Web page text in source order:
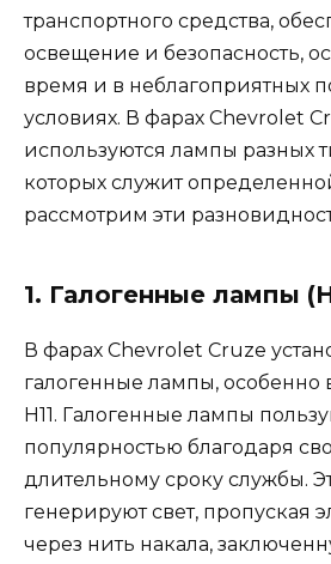
транспортного средства,
освещение и безопасность,
время и в неблагоприятных
условиях. В фарах Chevrolet
используются лампы разных
которых служит
рассмотрим эти
1. Галогенные лампы
В фарах Chevrolet Cruze
галогенные лампы, особенно
H11. Галогенные лампы
популярностью благодаря
длительному сроку службы.
генерируют свет, пропуская
через нить накала,